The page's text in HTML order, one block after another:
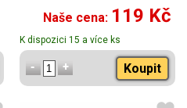
Naše cena: 119 Kč
K dispozici 15 a více ks
Koupit